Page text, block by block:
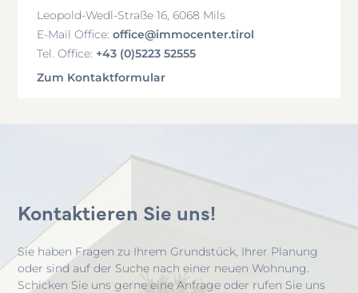
Leopold-Wedl-Straße 16, 6068 Mils
E-Mail Office: office@immocenter.tirol
Tel. Office: +43 (0)5223 52555
Zum Kontaktformular
Kontaktieren Sie uns!
Sie haben Fragen zu Ihrem Grundstück, Ihrer Planung
oder sind auf der Suche nach einer neuen Wohnung.
Schicken Sie uns gerne eine Anfrage oder rufen Sie uns